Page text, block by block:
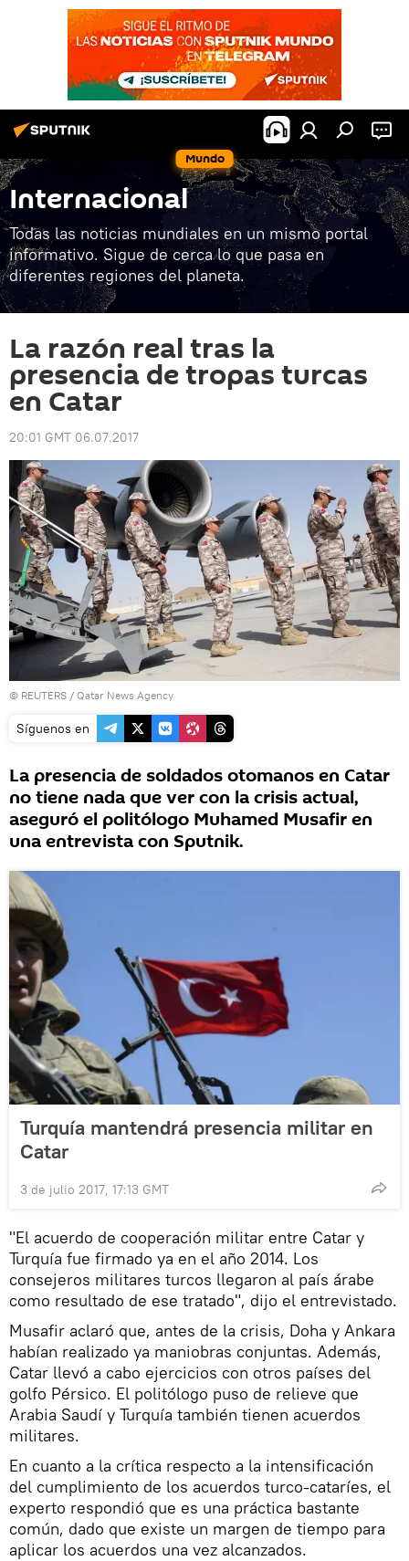
Mundo
Internacional
Todas las noticias mundiales en un mismo portal
informativo. Sigue de cerca lo que pasa en
diferentes regiones del planeta.
La razón real tras la
presencia de tropas turcas
en Catar
20:01 GMT 06.07.2017
© REUTERS / Qatar News Agency
Síguenos en
La presencia de soldados otomanos en Catar
no tiene nada que ver con la crisis actual,
aseguró el politólogo Muhamed Musafir en
una entrevista con Sputnik.
Turquía mantendrá presencia militar en
Catar
3 de julio 2017, 17:13 GMT
"El acuerdo de cooperación militar entre Catar y
Turquía fue firmado ya en el año 2014. Los
consejeros militares turcos llegaron al país árabe
como resultado de ese tratado", dijo el entrevistado.
Musafir aclaró que, antes de la crisis, Doha y Ankara
habían realizado ya maniobras conjuntas. Además,
Catar llevó a cabo ejercicios con otros países del
golfo Pérsico. El politólogo puso de relieve que
Arabia Saudí y Turquía también tienen acuerdos
militares.
En cuanto a la crítica respecto a la intensificación
del cumplimiento de los acuerdos turco-cataríes, el
experto respondió que es una práctica bastante
común, dado que existe un margen de tiempo para
aplicar los acuerdos una vez alcanzados.